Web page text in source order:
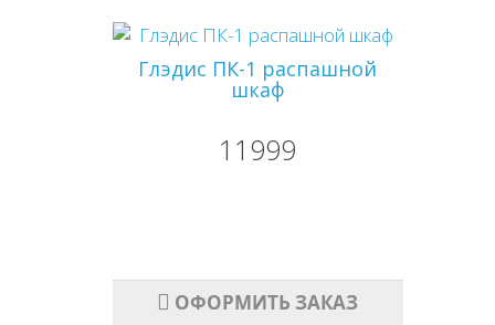
Глэдис ПК-1 распашной
шкаф
11999
ОФОРМИТЬ ЗАКАЗ